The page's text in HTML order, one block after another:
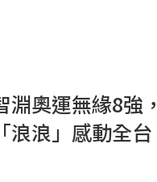
淵奧運無緣8強
浪浪」感動全台